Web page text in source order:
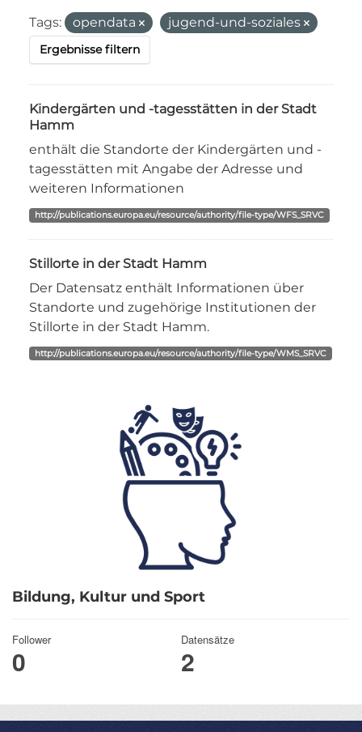
Bildung, Kultur und Sport
Follower
0
Datensätze
2
Tags: opendata jugend-und-soziales
Ergebnisse filtern
Kindergärten und -tagesstätten in der Stadt
Hamm
enthält die Standorte der Kindergärten und -
tagesstätten mit Angabe der Adresse und
weiteren Informationen
http://publications.europa.eu/resource/authority/file-type/WFS_SRVC
Stillorte in der Stadt Hamm
Der Datensatz enthält Informationen über
Standorte und zugehörige Institutionen der
Stillorte in der Stadt Hamm.
http://publications.europa.eu/resource/authority/file-type/WMS_SRVC